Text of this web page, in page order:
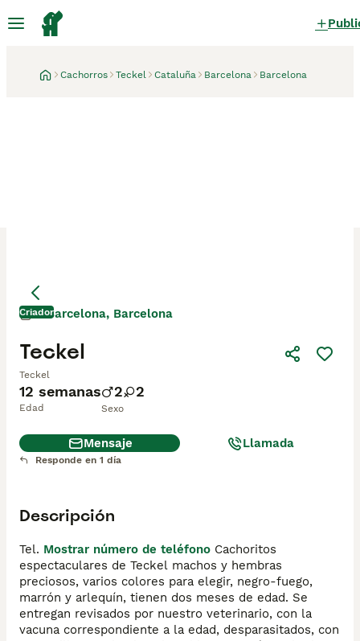
Cachorros Teckel Cataluña Barcelona Barcelona
Criador
12 semanas
Edad
2 2
Sexo
Teckel
Teckel
Barcelona, Barcelona
Mensaje Llamada
Responde en 1 día
Descripción
Tel. Mostrar número de teléfono Cachoritos
espectaculares de Teckel machos y hembras
preciosos, varios colores para elegir, negro-fuego,
marrón y arlequín, tienen dos meses de edad. Se
entregan revisados por nuestro veterinario, con la
vacuna correspondiente a la edad, desparasitados, con